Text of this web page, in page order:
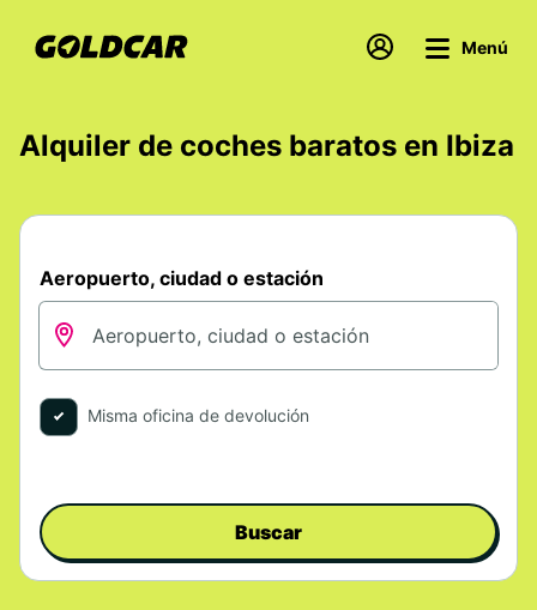
Menú
Alquiler de coches baratos en Ibiza
Aeropuerto, ciudad o estación
Misma oficina de devolución
Buscar